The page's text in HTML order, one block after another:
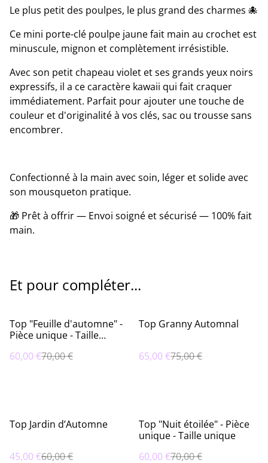
Le plus petit des poulpes, le plus grand des charmes 🐙
Ce mini porte-clé poulpe jaune fait main au crochet est
minuscule, mignon et complètement irrésistible.
Avec son petit chapeau violet et ses grands yeux noirs
expressifs, il a ce caractère kawaii qui fait craquer
immédiatement. Parfait pour ajouter une touche de
couleur et d'originalité à vos clés, sac ou trousse sans
encombrer.
Confectionné à la main avec soin, léger et solide avec
son mousqueton pratique.
🎁 Prêt à offrir — Envoi soigné et sécurisé — 100% fait
main.
Et pour compléter...
%
Top "Feuille d'automne" -
Pièce unique - Taille
60,00 €70,00 €
%
Top Granny Automnal
65,00 €75,00 €
%
Top Jardin d’Automne
45,00 €60,00 €
%
Top "Nuit étoilée" - Pièce
unique - Taille unique
60,00 €70,00 €